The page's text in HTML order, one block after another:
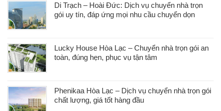
Di Trạch – Hoài Đức: Dịch vụ chuyển nhà trọn
gói uy tín, đáp ứng mọi nhu cầu chuyển dọn
Lucky House Hòa Lạc – Chuyển nhà trọn gói an
toàn, đúng hẹn, phục vụ tận tâm
Phenikaa Hòa Lạc – Dịch vụ chuyển nhà trọn gói
chất lượng, giá tốt hàng đầu